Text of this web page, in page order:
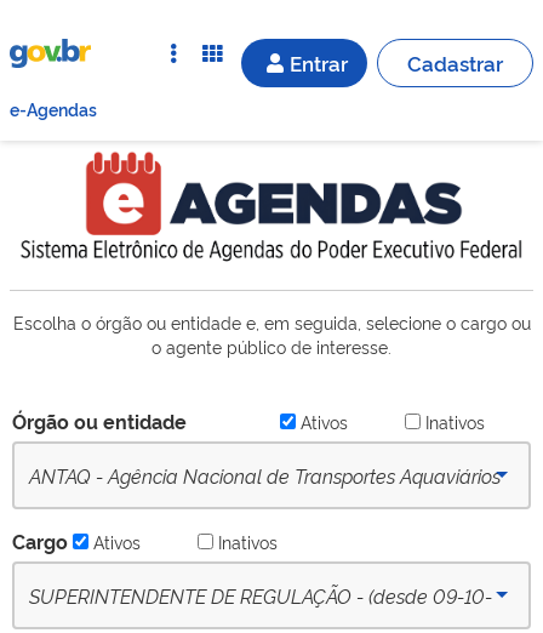
Entrar Cadastrar
e-Agendas
Escolha o órgão ou entidade e, em seguida, selecione o cargo ou
o agente público de interesse.
Órgão ou entidade Ativos Inativos
ANTAQ - Agência Nacional de Transportes Aquaviários
Cargo Ativos Inativos
SUPERINTENDENTE DE REGULAÇÃO - (desde 09-10-